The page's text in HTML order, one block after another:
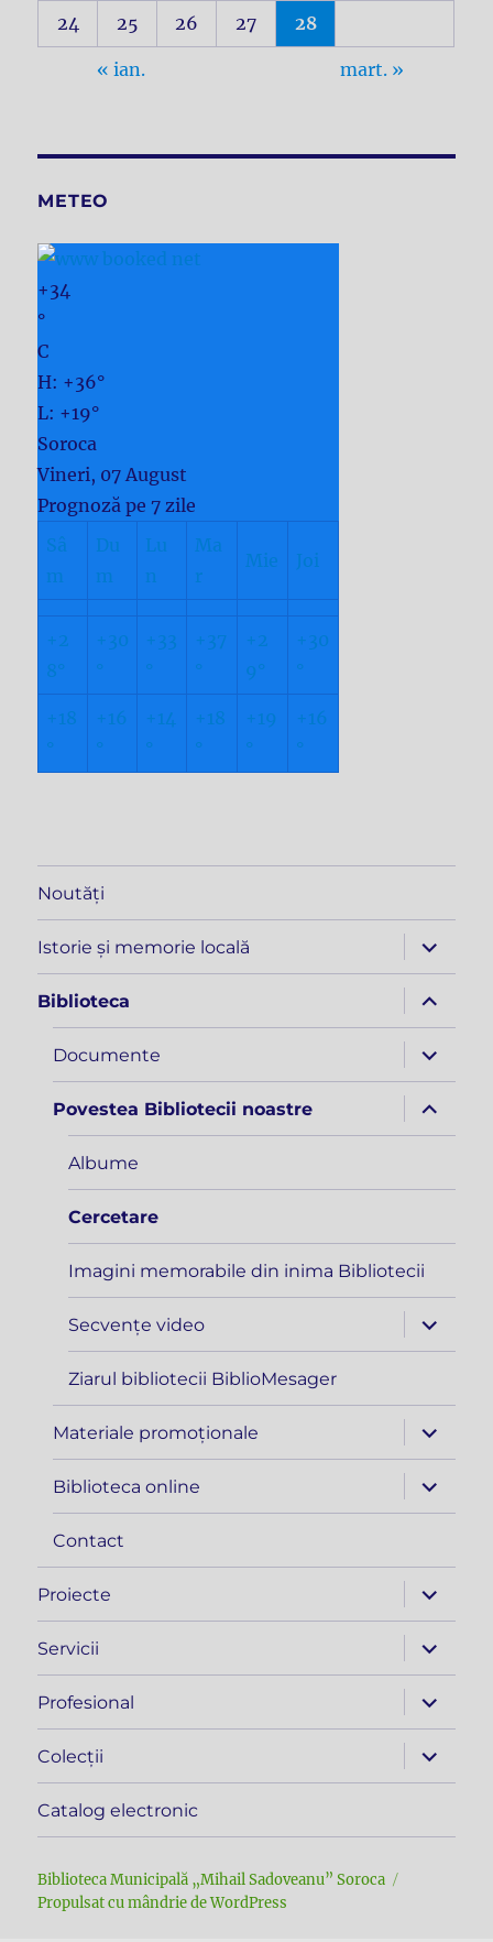
24 25 26 27 28
« ian. mart. »
METEO
+34
°
C
H: +36°
L: +19°
Soroca
Vineri, 07 August
Prognoză pe 7 zile
Sâ
m
Du
m
Lu
n
Ma
r
Mie Joi
+2
8°
+ 30
°
+ 33
°
+ 37
°
+2
9°
+ 30
°
+18
°
+16
°
+14
°
+18
°
+19
°
+16
°
Noutăți
Istorie și memorie locală
extinde
meniul
copil
Biblioteca
extinde
meniul
copil
Documente
extinde
meniul
copil
Povestea Bibliotecii noastre
extinde
meniul
copil
Albume
Cercetare
Imagini memorabile din inima Bibliotecii
Secvențe video
extinde
meniul
copil
Ziarul bibliotecii BiblioMesager
Materiale promoționale
extinde
meniul
copil
Biblioteca online
extinde
meniul
copil
Contact
Proiecte
extinde
meniul
copil
Servicii
extinde
meniul
copil
Profesional
extinde
meniul
copil
Colecții
extinde
meniul
copil
Catalog electronic
Biblioteca Municipală „Mihail Sadoveanu” Soroca
Propulsat cu mândrie de WordPress